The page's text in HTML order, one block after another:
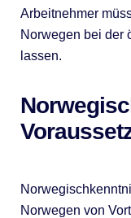
Arbeitnehmer
Norwegen bei der
lassen.
Norwegen von